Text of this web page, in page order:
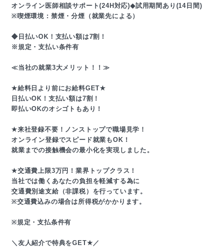
オンライン医師相談サポート(24H対応)◆試用期間あり(14日間)
※喫煙環境：禁煙・分煙（就業先による）
◆日払いOK！支払い額は7割！
※規定・支払い条件有
≪当社の就業3大メリット！！≫
★給料日より前にお給料GET★
日払いOK！支払い額は7割！
即払いOKのオシゴトもあり！
★来社登録不要！ノンストップで職場見学！
オンライン登録でスピード就業もOK！
就業までの接触機会の最小化を実現しました。
★交通費上限3万円！業界トップクラス！
当社では働くあなたの負担を軽減する為に
交通費別途支給（非課税）を行っています。
※交通費込みの場合は所得税がかかります。
※規定・支払条件有
＼友人紹介で特典をGET★／